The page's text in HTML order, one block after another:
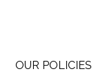
OUR POLICIES